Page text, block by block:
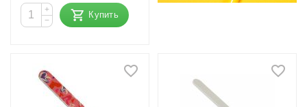
+
−
Купить